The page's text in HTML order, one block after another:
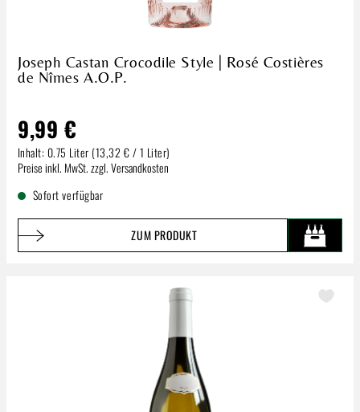
Joseph Castan Crocodile Style | Rosé Costières
de Nîmes A.O.P.
9,99 €
Inhalt: 0.75 Liter (13,32 € / 1 Liter)
Regulärer Preis:
Preise inkl. MwSt. zzgl. Versandkosten
Sofort verfügbar
ZUM PRODUKT